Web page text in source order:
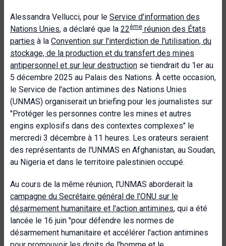
Alessandra Vellucci, pour le Service d'information des
Nations Unies, a déclaré que la 22ème réunion des États
parties à la Convention sur l'interdiction de l'utilisation, du
stockage, de la production et du transfert des mines
antipersonnel et sur leur destruction se tiendrait du 1er au
5 décembre 2025 au Palais des Nations. À cette occasion,
le Service de l'action antimines des Nations Unies
(UNMAS) organiserait un briefing pour les journalistes sur
"Protéger les personnes contre les mines et autres
engins explosifs dans des contextes complexes" le
mercredi 3 décembre à 11 heures. Les orateurs seraient
des représentants de l'UNMAS en Afghanistan, au Soudan,
au Nigeria et dans le territoire palestinien occupé.
Au cours de la même réunion, l'UNMAS aborderait la
campagne du Secrétaire général de l'ONU sur le
désarmement humanitaire et l'action antimines, qui a été
lancée le 16 juin "pour défendre les normes de
désarmement humanitaire et accélérer l'action antimines